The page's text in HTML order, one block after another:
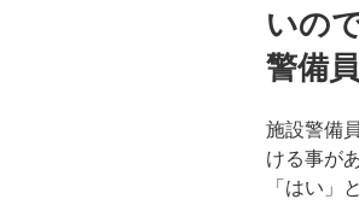
いの
警備
施設警備
ける事が
「はい」